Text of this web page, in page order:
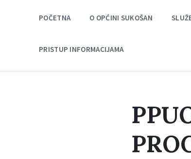
POČETNA O OPĆINI SUKOŠAN
PRISTUP INFORMACIJAMA